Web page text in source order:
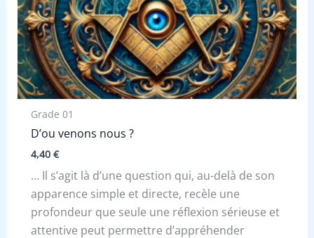
Grade 01
D’ou venons nous ?
4,40 €
… Il s’agit là d’une question qui, au-delà de son
apparence simple et directe, recèle une
profondeur que seule une réflexion sérieuse et
attentive peut permettre d’appréhender